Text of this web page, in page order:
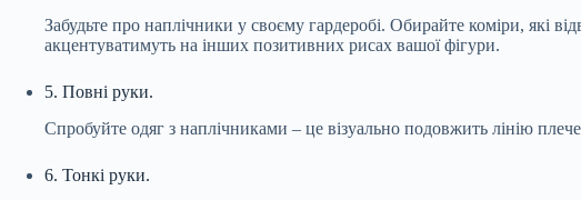
Забудьте про наплічники у своєму гардеробі. Обирайте коміри, які
акцентуватимуть на інших позитивних рисах вашої фігури.
5. Повні руки.
Спробуйте одяг з наплічниками – це візуально подовжить лінію
6. Тонкі руки.